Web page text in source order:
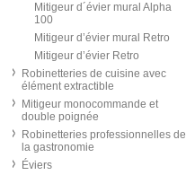
Mitigeur d´évier mural Alpha
100
Mitigeur d’évier mural Retro
Mitigeur d’évier Retro
Robinetteries de cuisine avec
élément extractible
Mitigeur monocommande et
double poignée
Robinetteries professionnelles de
la gastronomie
Éviers